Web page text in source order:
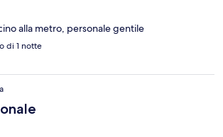
alla metro, personale gentile
di 1 notte